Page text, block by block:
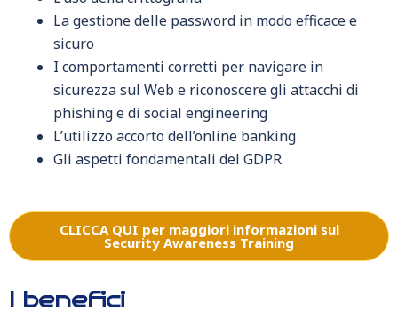
La gestione delle password in modo efficace e
sicuro
I comportamenti corretti per navigare in
sicurezza sul Web e riconoscere gli attacchi di
phishing e di social engineering
L’utilizzo accorto dell’online banking
Gli aspetti fondamentali del GDPR
CLICCA QUI per maggiori informazioni sul
Security Awareness Training
I benefici